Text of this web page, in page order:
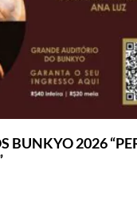
BUNKYO 2026